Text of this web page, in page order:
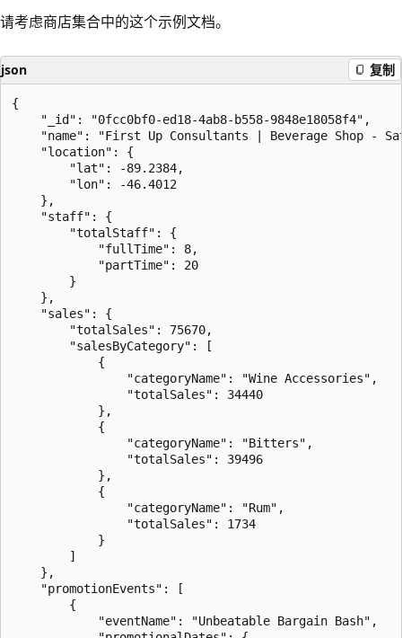
请考虑商店集合中的这个示例文档。
json 复制
{
    "_id": "0fcc0bf0-ed18-4ab8-b558-9848e18058f4",
"name": "First Up Consultants | Beverage Shop -
    "location": {
        "lat": -89.2384,
        "lon": -46.4012
    },
    "staff": {
        "totalStaff": {
            "fullTime": 8,
            "partTime": 20
        }
    },
    "sales": {
        "totalSales": 75670,
        "salesByCategory": [
            {
                "categoryName": "Wine Accessories",
                "totalSales": 34440
            },
            {
                "categoryName": "Bitters",
                "totalSales": 39496
            },
            {
                "categoryName": "Rum",
                "totalSales": 1734
            }
        ]
    },
    "promotionEvents": [
        {
            "eventName": "Unbeatable Bargain Bash",